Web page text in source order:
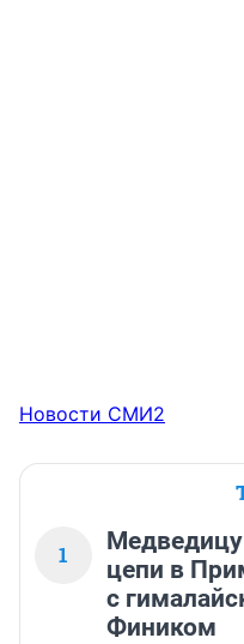
Новости СМИ2
1
цепи в
с
Фиником